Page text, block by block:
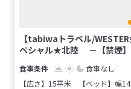
【tabiwaトラベル/
ペシャル★北陸 －【禁煙】
食事なし
【広さ】15平米
【ベッド】幅